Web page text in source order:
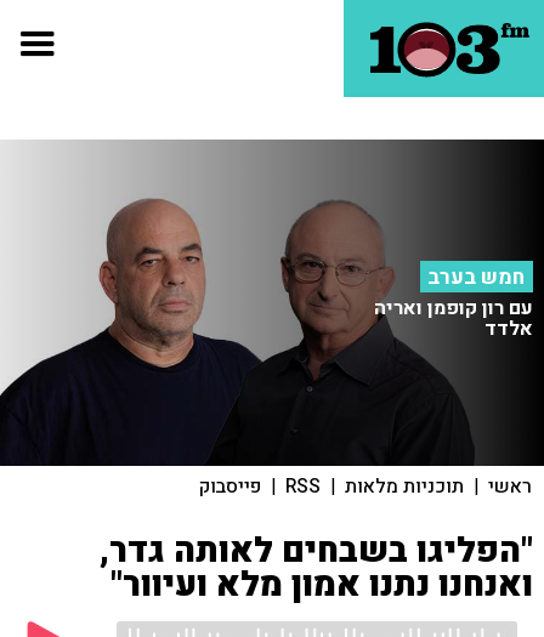
חמש בערב
עם רון קופמן ואריה
אלדד
ראשי | תוכניות מלאות |
RSS
| פייסבוק
"הפליגו בשבחים לאותה גדר,
ואנחנו נתנו אמון מלא ועיוור"